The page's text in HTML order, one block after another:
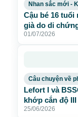
Nhan sắc mới -
Cậu bé 16
già do di
01/07/2026
Câu chuyện về
Lefort I và
khớp cắn độ III
25/06/2026